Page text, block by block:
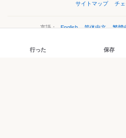
サイトマップ
チ
言語： English 简体中文 繁體
行った 保存